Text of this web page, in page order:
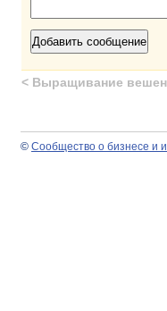
< Выращивание
© Сообщество о бизнесе и